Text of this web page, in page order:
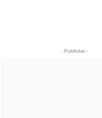
- Publicitat -